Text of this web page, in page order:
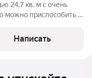
24,7 кв. м с очень
можно приспособить в
GROUP,
Написать